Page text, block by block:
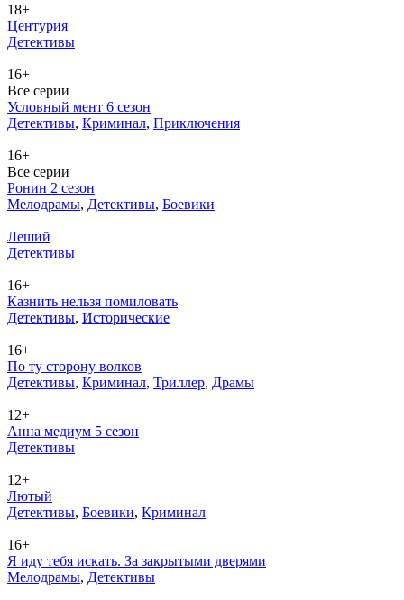
18+
Центурия
Де­тек­ти­вы
16+
Все серии
Условный мент 6 сезон
Де­тек­ти­вы, Кри­ми­нал, При­клю­че­ния
16+
Все серии
Ронин 2 сезон
Ме­ло­дра­мы, Де­тек­ти­вы, Бое­ви­ки
Леший
Де­тек­ти­вы
16+
Казнить нельзя помиловать
Де­тек­ти­вы, Ис­то­ри­че­ские
16+
По ту сторону волков
Де­тек­ти­вы, Кри­ми­нал, Трил­лер, Дра­мы
12+
Анна медиум 5 сезон
Де­тек­ти­вы
12+
Лютый
Де­тек­ти­вы, Бое­ви­ки, Кри­ми­нал
16+
Я иду тебя искать. За закрытыми дверями
Ме­ло­дра­мы, Де­тек­ти­вы